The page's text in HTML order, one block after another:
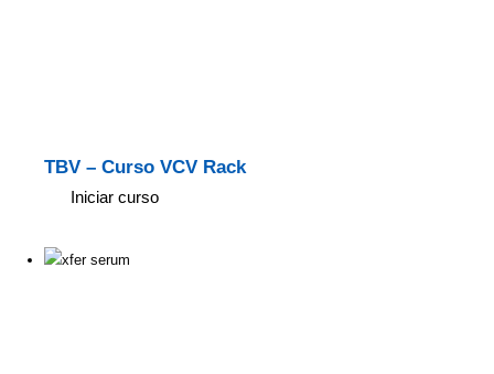
TBV – Curso VCV Rack
Iniciar curso